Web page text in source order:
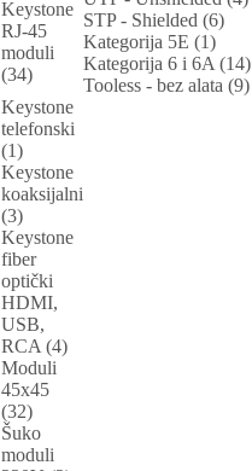
Keystone
RJ-45
moduli
(34)
STP - Shielded (6)
Kategorija 5E (1)
Kategorija 6 i 6A (14)
Tooless - bez alata (9)
Keystone
telefonski
(1)
Keystone
koaksijalni
(3)
Keystone
fiber
optički
HDMI,
USB,
RCA (4)
Moduli
45x45
(32)
Šuko
moduli